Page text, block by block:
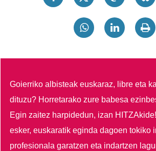
Goierriko albisteak euskaraz, libre eta
dituzu? Horretarako zure babesa
Egin zaitez harpidedun, izan
esker, euskaratik eginda dagoen tokiko
profesionala garatzen eta indartzen